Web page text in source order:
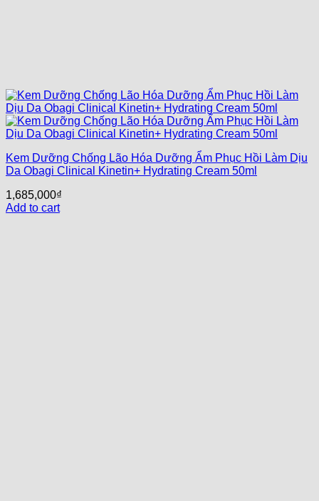
Kem Dưỡng Chống Lão Hóa Dưỡng Ẩm Phục Hồi Làm Dịu
Da Obagi Clinical Kinetin+ Hydrating Cream 50ml
1,685,000₫
Add to cart